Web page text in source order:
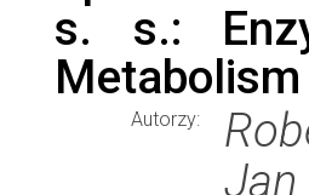
s. s.:
Autorzy: